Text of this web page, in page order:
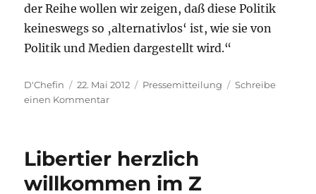
der Reihe wollen wir zeigen, daß diese Politik
keineswegs so ‚alternativlos‘ ist, wie sie von
Politik und Medien dargestellt wird.“
Autor
D'Chefin
Veröffentlicht
am
22. Mai 2012 Kategorien
Pressemitteilung
Schreibe
einen Kommentarzu
startet
„Z“
Libertier herzlich
willkommen im Z